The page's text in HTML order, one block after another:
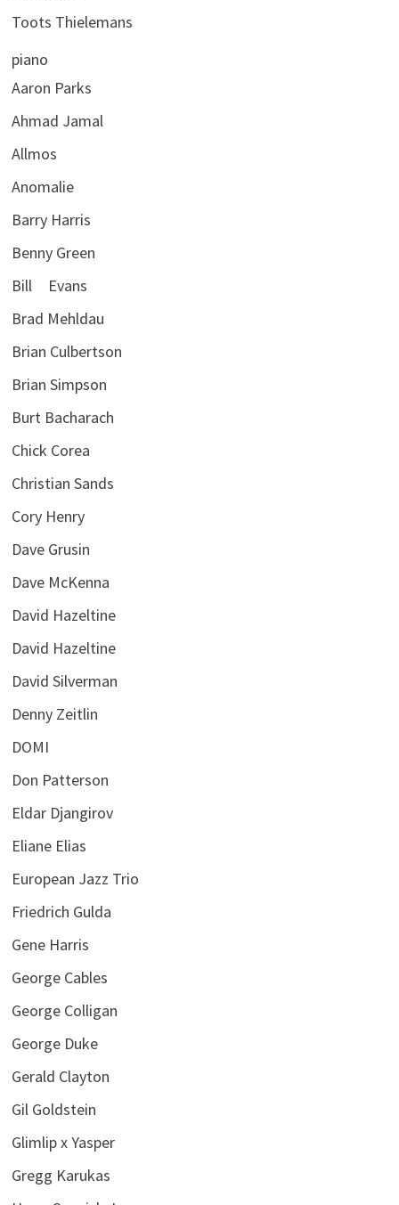
Toots Thielemans
piano
Aaron Parks
Ahmad Jamal
Allmos
Anomalie
Barry Harris
Benny Green
Bill Evans
Brad Mehldau
Brian Culbertson
Brian Simpson
Burt Bacharach
Chick Corea
Christian Sands
Cory Henry
Dave Grusin
Dave McKenna
David Hazeltine
David Hazeltine
David Silverman
Denny Zeitlin
DOMI
Don Patterson
Eldar Djangirov
Eliane Elias
European Jazz Trio
Friedrich Gulda
Gene Harris
George Cables
George Colligan
George Duke
Gerald Clayton
Gil Goldstein
Glimlip x Yasper
Gregg Karukas